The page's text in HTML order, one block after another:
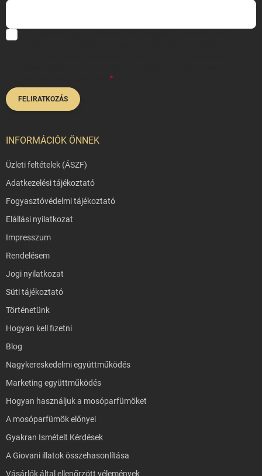
FELIRATKOZÁS
INFORMÁCIÓK ÖNNEK
Üzleti feltételek (ÁSZF)
Adatkezelési tájékoztató
Fogyasztóvédelmi tájékoztató
Elállási nyilatkozat
Impresszum
Rendelésem
Jogi nyilatkozat
Süti tájékoztató
Történetünk
Hogyan kell fizetni
Blog
Nagykereskedelmi együttműködés
Marketing együttműködés
Hogyan használjuk a mosóparfümöket
A mosóparfümök előnyei
Gyakran Ismételt Kérdések
A Giovani illatok összehasonlítása
Vásárlók által ellenőrzött vélemények